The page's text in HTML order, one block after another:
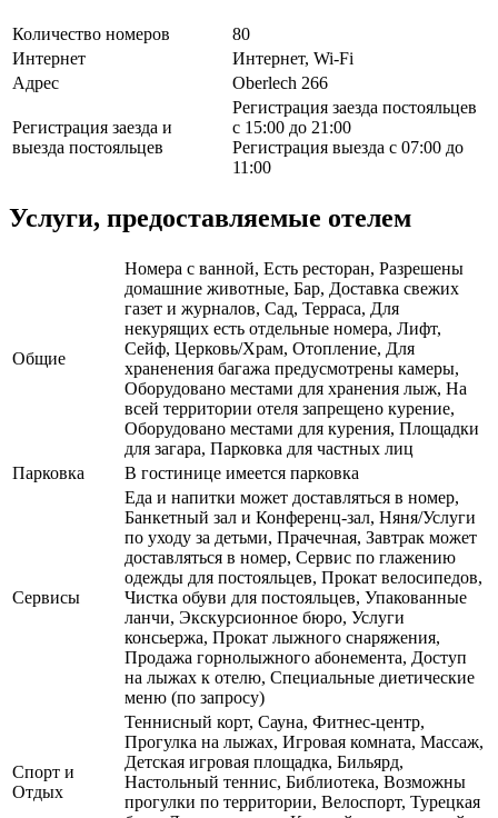
Количество номеров
80
Интернет
Интернет, Wi-Fi
Адрес
Oberlech 266
Регистрация заезда и
выезда постояльцев
Регистрация заезда постояльцев
с 15:00 до 21:00
Регистрация выезда с 07:00 до
11:00
Услуги, предоставляемые отелем
Общие
Номера с ванной, Есть ресторан, Разрешены
домашние животные, Бар, Доставка свежих
газет и журналов, Сад, Терраса, Для
некурящих есть отдельные номера, Лифт,
Сейф, Церковь/Храм, Отопление, Для
храненения багажа предусмотрены камеры,
Оборудовано местами для хранения лыж, На
всей территории отеля запрещено курение,
Оборудовано местами для курения, Площадки
для загара, Парковка для частных лиц
Парковка
В гостинице имеется парковка
Сервисы
Еда и напитки может доставляться в номер,
Банкетный зал и Конференц-зал, Няня/Услуги
по уходу за детьми, Прачечная, Завтрак может
доставляться в номер, Сервис по глажению
одежды для постояльцев, Прокат велосипедов,
Чистка обуви для постояльцев, Упакованные
ланчи, Экскурсионное бюро, Услуги
консьержа, Прокат лыжного снаряжения,
Продажа горнолыжного абонемента, Доступ
на лыжах к отелю, Специальные диетические
меню (по запросу)
Спорт и
Отдых
Теннисный корт, Сауна, Фитнес-центр,
Прогулка на лыжах, Игровая комната, Массаж,
Детская игровая площадка, Бильярд,
Настольный теннис, Библиотека, Возможны
прогулки по территории, Велоспорт, Турецкая